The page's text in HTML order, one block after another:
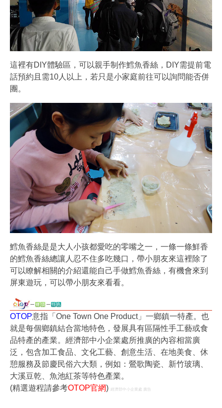
這裡有DIY體驗區，可以親手制作鱈魚香絲，DIY需提前電
話預約且需10人以上，若只是小家庭前往可以詢問能否併
團。
鱈魚香絲是是大人小孩都愛吃的零嘴之一，一條一條鮮香
的鱈魚香絲總讓人忍不住多吃幾口，帶小朋友來這裡除了
可以瞭解相關的介紹還能自己手做鱈魚香絲，有機會來到
屏東遊玩，可以帶小朋友來看看。
OTOP意指「One Town One Product」一鄉鎮一特產。也
就是每個鄉鎮結合當地特色，發展具有區隔性手工藝或食
品特產的產業。經濟部中小企業處所推廣的內容相當廣
泛，包含加工食品、文化工藝、創意生活、在地美食、休
憩服務及節慶民俗六大類，例如：鶯歌陶瓷、新竹玻璃、
大溪豆乾、魚池紅茶等特色產業。
(精選遊程請參考OTOP官網) 經濟部中小企業處 廣告